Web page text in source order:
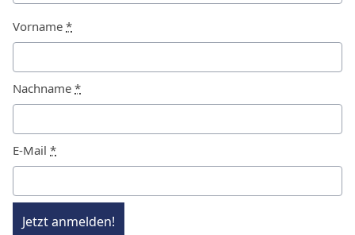
Vorname *
Nachname *
E-Mail *
Jetzt anmelden!